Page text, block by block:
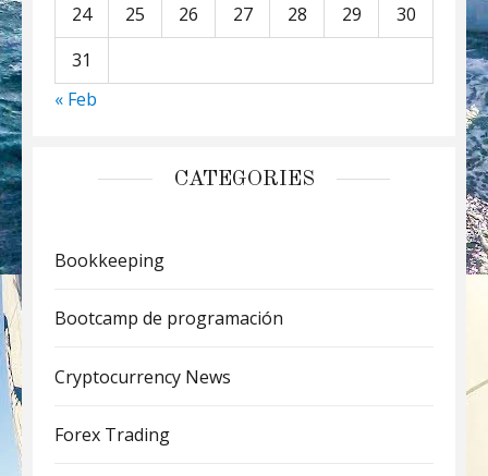
24
25 26 27 28 29
30
31
« Feb
CATEGORIES
Bookkeeping
Bootcamp de programación
Cryptocurrency News
Forex Trading